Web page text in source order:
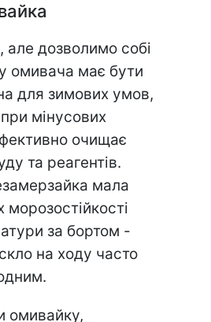
але дозволимо собі
омивача має бути
для зимових умов,
мінусових
очищає
та реагентів.
мала
за бортом -
на ходу часто
омивайку,